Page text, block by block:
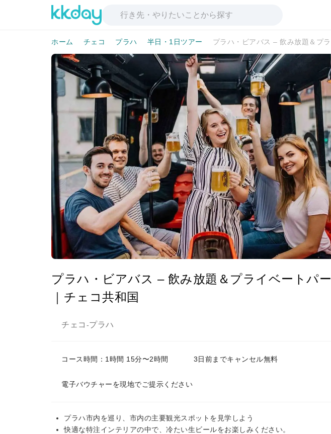
ホーム チェコ プラハ 半日・1日ツアー プラハ・ビアバス – 飲み放題＆プ
プラハ・ビアバス – 飲み放題＆プライベートパ
｜チェコ共和国
チェコ -プラハ
コース時間：1時間 15分〜2時間 3日前までキャンセル無料
電子バウチャーを現地でご提示ください
プラハ市内を巡り、市内の主要観光スポットを見学しよう
快適な特注インテリアの中で、冷たい生ビールをお楽しみください。